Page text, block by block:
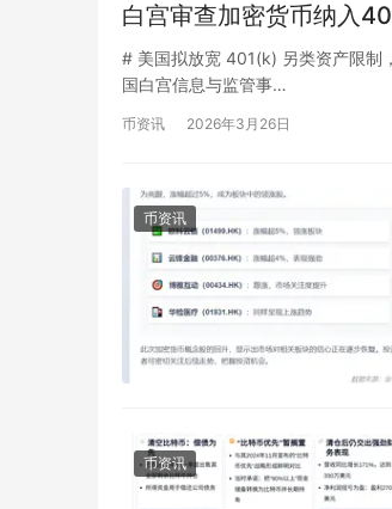
白宫审查加密货币纳入
# 美国拟放宽 401(k) 另类资产限制
国白宫信息与监管事…
币资讯 2026年3月26日
币资讯
币资讯